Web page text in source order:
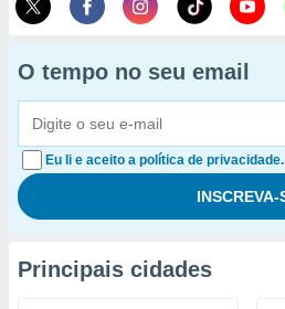
O tempo no seu email
Eu li e aceito a política de privacidade.
Principais cidades